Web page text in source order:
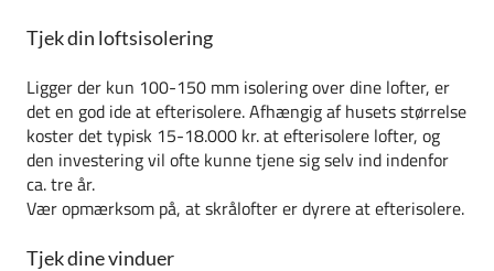
Tjek din loftsisolering
Ligger der kun 100-150 mm isolering over dine lofter, er
det en god ide at efterisolere. Afhængig af husets størrelse
koster det typisk 15-18.000 kr. at efterisolere lofter, og
den investering vil ofte kunne tjene sig selv ind indenfor
ca. tre år.
Vær opmærksom på, at skrålofter er dyrere at efterisolere.
Tjek dine vinduer